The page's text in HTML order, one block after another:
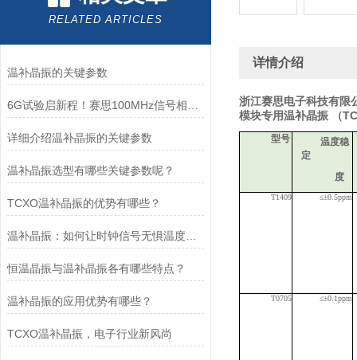
RELATED ARTICLES
温补晶振的关键参数
详细介绍温补晶振的关键参数
温补晶振选型有哪些关键参数呢？
TCXO温补晶振的优势有哪些？
温补晶振：如何让时钟信号无惧温度波动？
恒温晶振与温补晶振各有哪些特点？
温补晶振的应用优势有哪些？
TCXO温补晶振，电子行业新风尚
详情介绍
浙江赛思电子科技有限
模块专用温补晶振 （
型号 温度稳
定
度
T1409 ≤±0.5ppm
T0705 ≤±0.1ppm